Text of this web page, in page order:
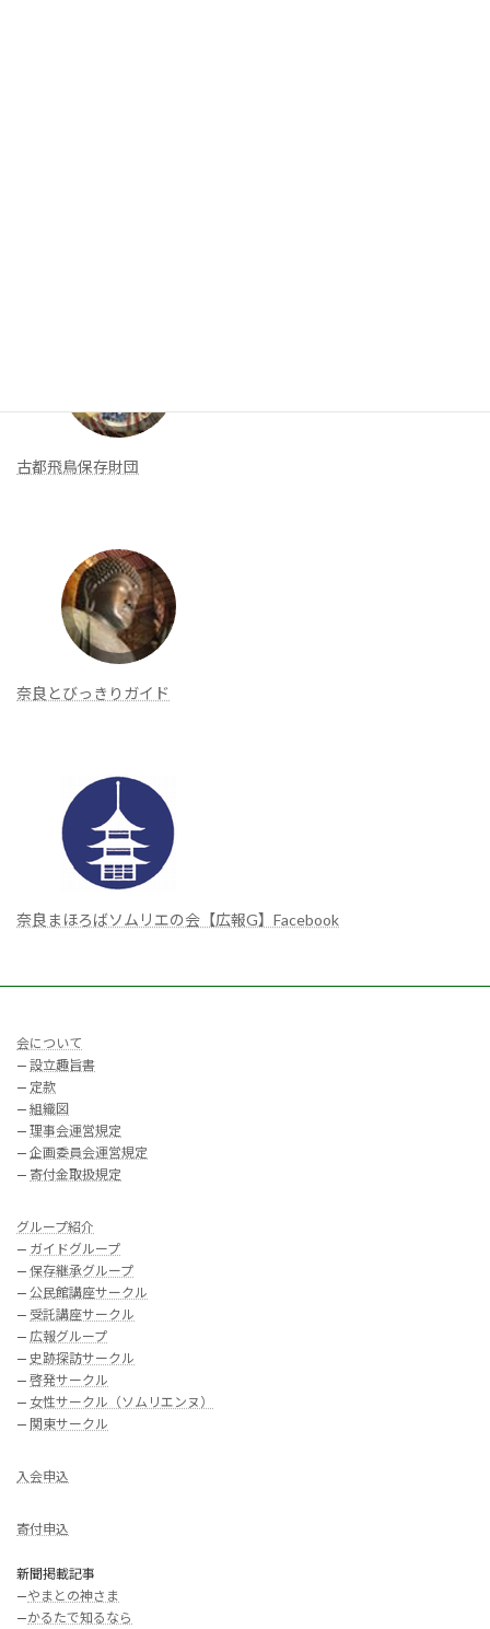
古都飛鳥保存財団
奈良とびっきりガイド
奈良まほろばソムリエの会【広報G】Facebook
会について
— 設立趣旨書
— 定款
— 組織図
— 理事会運営規定
— 企画委員会運営規定
— 寄付金取扱規定
グループ紹介
— ガイドグループ
— 保存継承グループ
— 公民館講座サークル
— 受託講座サークル
— 広報グループ
— 史跡探訪サークル
— 啓発サークル
— 女性サークル（ソムリエンヌ）
— 関東サークル
入会申込
寄付申込
新聞掲載記事
—やまとの神さま
—かるたで知るなら